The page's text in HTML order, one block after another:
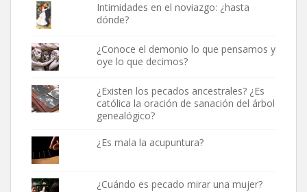
Intimidades en el noviazgo: ¿hasta
dónde?
¿Conoce el demonio lo que pensamos y
oye lo que decimos?
¿Existen los pecados ancestrales? ¿Es
católica la oración de sanación del árbol
genealógico?
¿Es mala la acupuntura?
¿Cuándo es pecado mirar una mujer?